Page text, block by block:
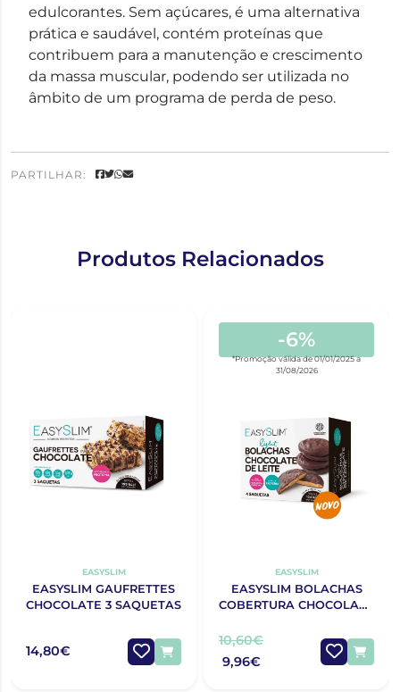
edulcorantes. Sem açúcares, é uma alternativa
prática e saudável, contém proteínas que
contribuem para a manutenção e crescimento
da massa muscular, podendo ser utilizada no
âmbito de um programa de perda de peso.
PARTILHAR:
Produtos Relacionados
EASYSLIM
EASYSLIM GAUFRETTES
CHOCOLATE 3 SAQUETAS
14,80€
-6%
*Promoção válida de 01/01/2025 a
31/08/2026
EASYSLIM
EASYSLIM BOLACHAS
COBERTURA CHOCOLATE
10,60€
9,96€